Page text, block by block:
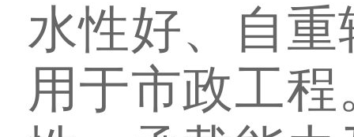
水性好、自
用于市政工